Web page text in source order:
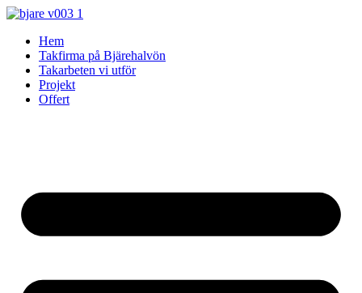
Skip
contentHem
Takfirma på Bjärehalvön
Takarbeten vi utför
Projekt
Offert